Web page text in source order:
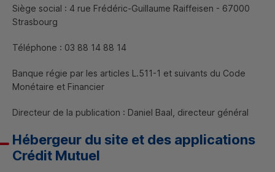
Siège social : 4 rue Frédéric-Guillaume Raiffeisen - 67000
Strasbourg
Téléphone : 03 88 14 88 14
Banque régie par les articles L.511-1 et suivants du Code
Monétaire et Financier
Directeur de la publication : Daniel Baal, directeur général
Hébergeur du site et des applications
Crédit Mutuel